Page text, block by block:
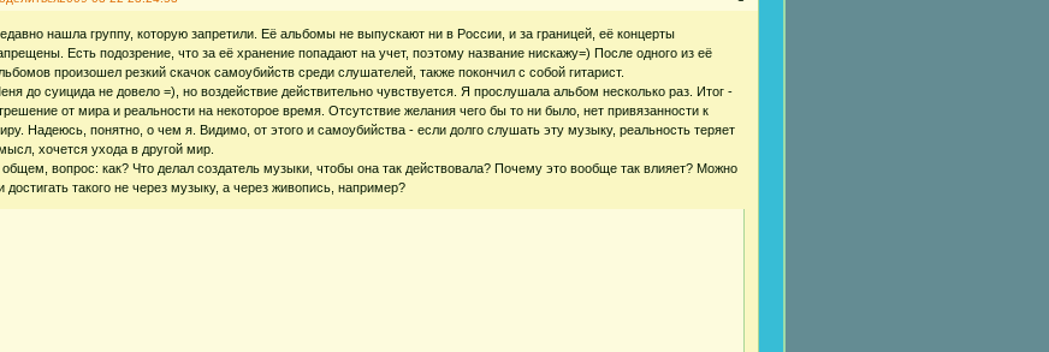
нашла группу, которую запретили. Её альбомы не выпускают ни в России, и за границей, её концерты
Есть подозрение, что за её хранение попадают на учет, поэтому название нискажу=) После одного из её
произошел резкий скачок самоубийств среди слушателей, также покончил с собой гитарист.
до суицида не довело =), но воздействие действительно чувствуется. Я прослушала альбом несколько раз. Итог -
от мира и реальности на некоторое время. Отсутствие желания чего бы то ни было, нет привязанности к
Надеюсь, понятно, о чем я. Видимо, от этого и самоубийства - если долго слушать эту музыку, реальность теряет
хочется ухода в другой мир.
вопрос: как? Что делал создатель музыки, чтобы она так действовала? Почему это вообще так влияет? Можно
достигать такого не через музыку, а через живопись, например?